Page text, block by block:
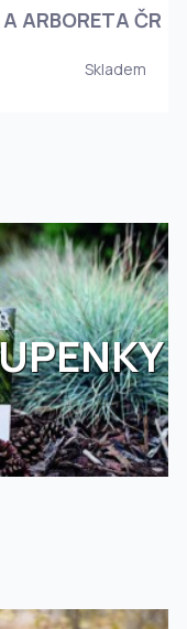
ARBORETA ČR
Skladem